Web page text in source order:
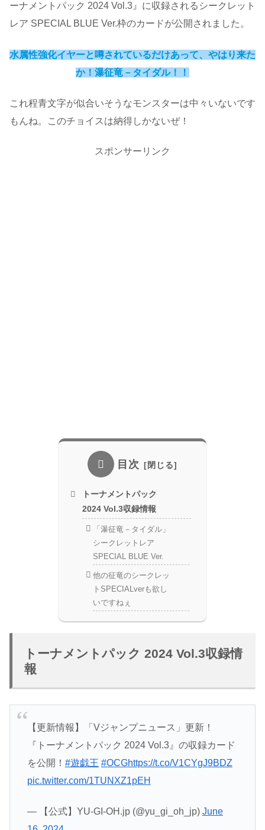
ーナメントパック 2024 Vol.3』に収録されるシークレット
レア SPECIAL BLUE Ver.枠のカードが公開されました。
水属性強化イヤーと噂されているだけあって、やはり来た
か！瀑征竜－タイダル！！
これ程青文字が似合いそうなモンスターは中々いないです
もんね。このチョイスは納得しかないぜ！
スポンサーリンク
目次
トーナメントパック
2024 Vol.3収録情報
「瀑征竜－タイダル」
シークレットレア
SPECIAL BLUE Ver.
他の征竜のシークレッ
トSPECIALverも欲し
いですねぇ
トーナメントパック 2024 Vol.3収録情
報
【更新情報】「Vジャンプニュース」更新！
『トーナメントパック 2024 Vol.3』の収録カード
を公開！ #遊戯王 #OCGhttps://t.co/V1CYgJ9BDZ
pic.twitter.com/1TUNXZ1pEH
— 【公式】YU-GI-OH.jp (@yu_gi_oh_jp) June